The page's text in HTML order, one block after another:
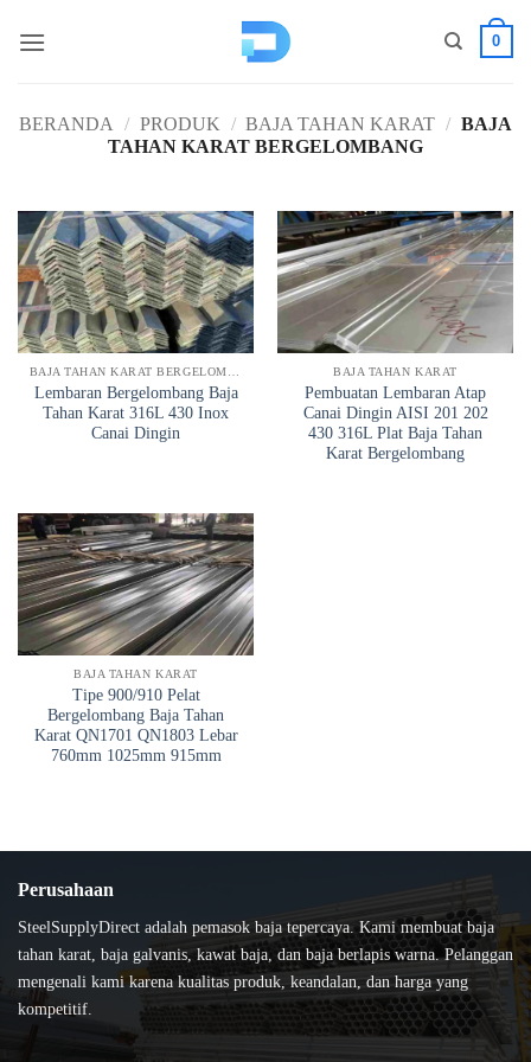
0
BERANDA / PRODUK / BAJA TAHAN KARAT / BAJA
TAHAN KARAT BERGELOMBANG
Lembaran Bergelombang Baja
Tahan Karat 316L 430 Inox
Canai Dingin
BAJA TAHAN KARAT
Pembuatan Lembaran Atap
Canai Dingin AISI 201 202
430 316L Plat Baja Tahan
Karat Bergelombang
BAJA TAHAN KARAT
Tipe 900/910 Pelat
Bergelombang Baja Tahan
Karat QN1701 QN1803 Lebar
760mm 1025mm 915mm
Perusahaan
SteelSupplyDirect adalah pemasok baja tepercaya. Kami membuat baja
tahan karat, baja galvanis, kawat baja, dan baja berlapis warna. Pelanggan
mengenali kami karena kualitas produk, keandalan, dan harga yang
kompetitif.